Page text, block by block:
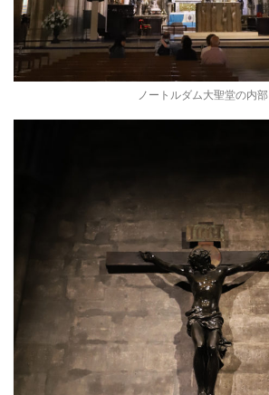
ノートルダム大聖堂の内部